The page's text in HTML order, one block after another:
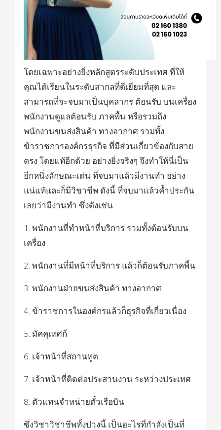
โดยเฉพาะอย่างยิ่งหลักสูตรระดับประเทศ ที่ให้
คุณได้เรียนในระดับสากลที่ดีเยี่ยมที่สุด และ
สามารถที่จะจบมาเป็นบุคลากร ต้อนรับ บนเครื่อง
พนักงานดูแลต้อนรับ ภาคพื้น หรือรวมถึง
พนักงานขนส่งสินค้า ทางอากาศ รวมทั้ง
ข้าราชการองค์กรธุรกิจ ที่มีส่วนเกี่ยวข้องกับสาย
ตรง โดยแท้อีกด้วย อย่างยิ่งจริงๆ จึงทำให้นี่เป็น
อีกหนึ่งลักษณะเด่น ที่จบมาแล้วมีงานทำ อย่าง
แน่แท้และก็มีวิชาชีพ ดังนี้ ที่จบมาแล้วค้ำประกัน
เลยว่ามีงานทำ ซึ่งดังเช่น
1. พนักงานที่ทำหน้าที่บริการ รวมทั้งต้อนรับบน
เครื่อง
2. พนักงานที่มีหน้าที่บริการ แล้วก็ต้อนรับภาคพื้น
3. พนักงานฝ่ายขนส่งสินค้า ทางอากาศ
4. ข้าราชการในองค์กรแล้วก็ธุรกิจที่เกี่ยวเนื่อง
5. มัคคุเทศก์
6. เจ้าหน้าที่สถานทูต
7. เจ้าหน้าที่ติดต่อประสานงาน ระหว่างประเทศ
8. ตัวแทนจำหน่ายตั๋วเรือบิน
ซึ่งวิชาวิชาชีพทั้งปวงนี้ เป็นอะไรที่กำลังเป็นที่